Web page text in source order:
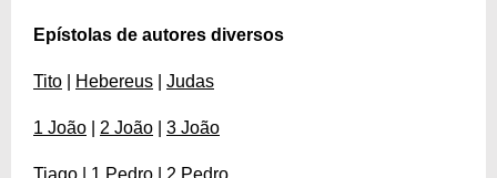
Epístolas de autores diversos
Tito Hebereus Judas
1 João 2 João 3 João